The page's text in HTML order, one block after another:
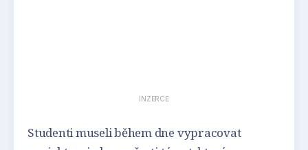
INZERCE
Studenti museli během dne vypracovat